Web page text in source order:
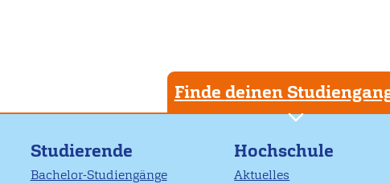
Finde deinen
Studierende
Bachelor-Studiengänge
Hochschule
Aktuelles